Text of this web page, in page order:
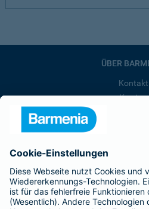
ÜBER
Kontakt
Karriere
Affiliate-Partner
Barmenia ist Teil der
BELIEBTE